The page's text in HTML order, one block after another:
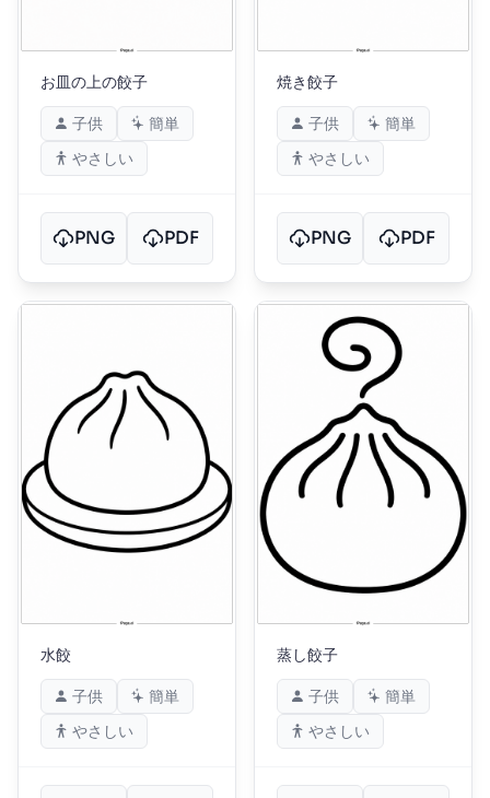
お皿の上の餃子
子供
簡単
やさしい
PNG PDF
焼き餃子
子供
簡単
やさしい
PNG PDF
水餃
子供
簡単
やさしい
蒸し餃子
子供
簡単
やさしい